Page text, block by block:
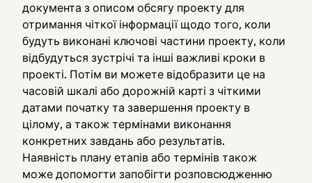
документа з описом обсягу проекту для
отримання чіткої інформації щодо того, коли
будуть виконані ключові частини проекту, коли
відбудуться зустрічі та інші важливі кроки в
проекті. Потім ви можете відобразити це на
часовій шкалі або дорожній карті з чіткими
датами початку та завершення проекту в
цілому, а також термінами виконання
конкретних завдань або результатів.
Наявність плану етапів або термінів також
може допомогти запобігти розповсюдженню